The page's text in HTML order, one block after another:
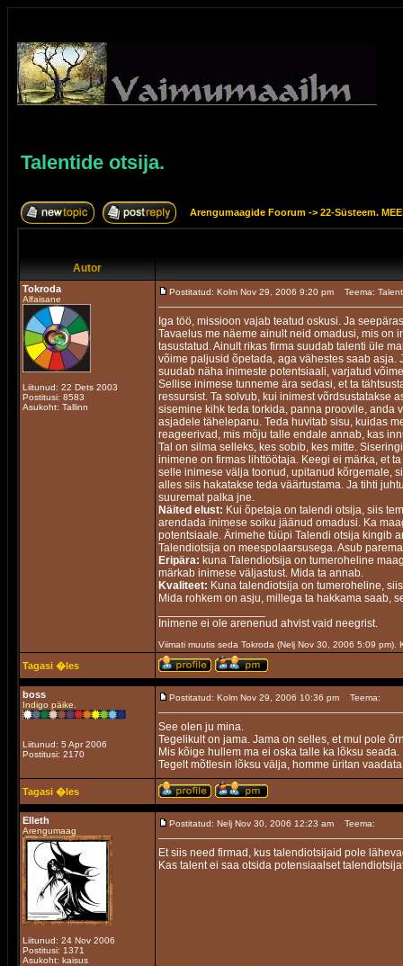
Talentide otsija.
Arengumaagide Foorum -> 22-Süsteem.
Autor
Tokroda
Alfaisane
Liitunud: 22 Dets 2003
Postitusi: 8583
Asukoht: Tallinn
Postitatud: Kolm Nov 29, 2006 9:20 pm Teema:
Iga töö, missioon vajab teatud oskusi. Ja
Tavaelus me näeme ainult neid omadusi, mis on
tasustatud. Ainult rikas firma suudab talenti üle
võime paljusid õpetada, aga vähestes saab
suudab näha inimeste potentsiaali, varjatud
Sellise inimese tunneme ära sedasi, et ta
ressursist. Ta solvub, kui inimest võrdsustatakse
sisemine kihk teda torkida, panna proovile, anda
asjadele tähelepanu. Teda huvitab sisu, kuidas
reageerivad, mis mõju talle endale annab, kas
Tal on silma selleks, kes sobib, kes mitte.
inimene on firmas lihttöötaja. Keegi ei märka, et
selle inimese välja toonud, upitanud kõrgemale,
alles siis hakatakse teda väärtustama. Ja tihti
suuremat palka jne.
Näited elust: Kui õpetaja on talendi otsija, siis
arendada inimese soiku jäänud omadusi. Ka
potentsiaale. Ärimehe tüüpi Talendi otsija kingib
Talendiotsija on meespolaarsusega. Asub
Eripära: kuna Talendiotsija on tumeroheline
märkab inimese väljastust. Mida ta annab.
Kvaliteet: Kuna talendiotsija on tumeroheline,
Mida rohkem on asju, millega ta hakkama saab,
Inimene ei ole arenenud ahvist vaid neegrist.
Viimati muutis seda Tokroda (Nelj Nov 30, 2006 5:09 pm).
Tagasi �les
boss
Indigo päike.
Liitunud: 5 Apr 2006
Postitusi: 2170
Postitatud: Kolm Nov 29, 2006 10:36 pm Teema:
See olen ju mina.
Tegelikult on jama. Jama on selles, et mul pole
Mis kõige hullem ma ei oska talle ka lõksu seada.
Tegelt mõtlesin lõksu välja, homme üritan
Tagasi �les
Elleth
Arengumaag
Liitunud: 24 Nov 2006
Postitusi: 1371
Asukoht: kaisus
Postitatud: Nelj Nov 30, 2006 12:23 am Teema:
Et siis need firmad, kus talendiotsijaid pole
Kas talent ei saa otsida potensiaalset